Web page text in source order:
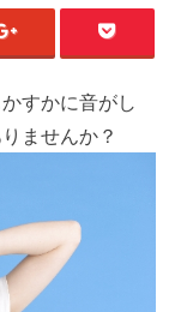
すかに音がし
ませんか？